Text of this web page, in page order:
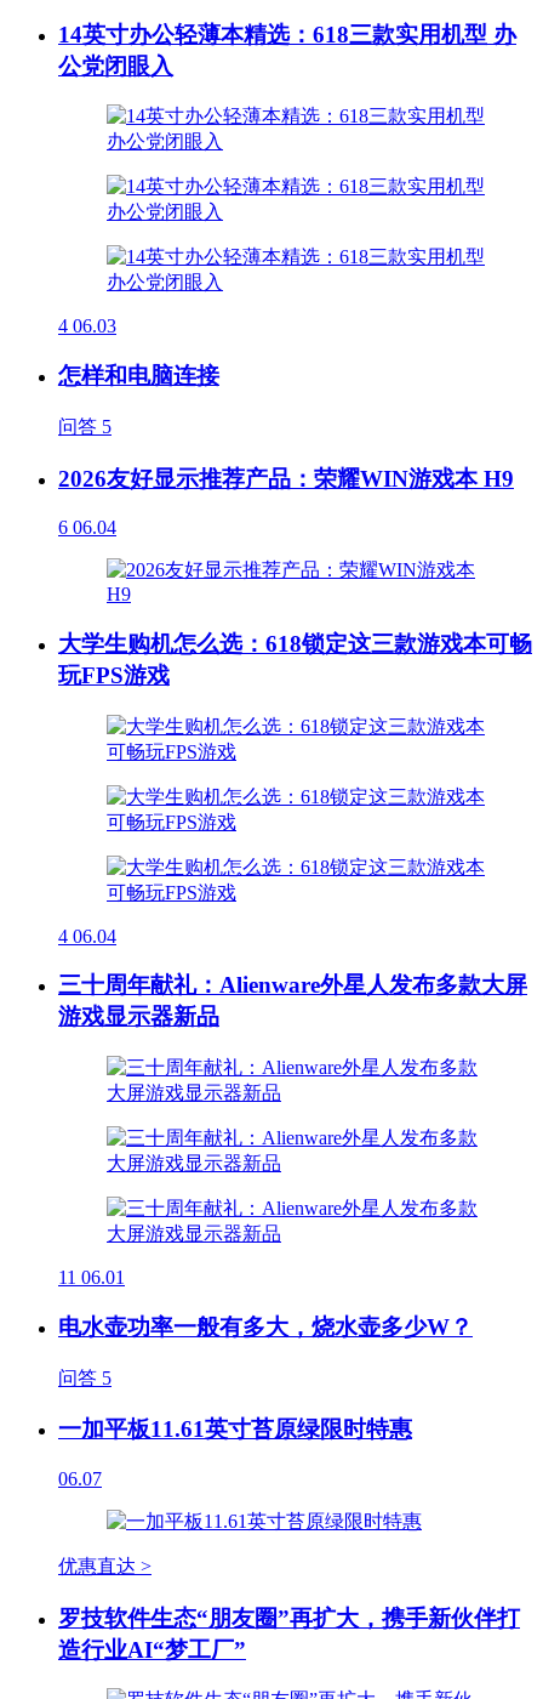
14英寸办公轻薄本精选：618三款实用机型 办
公党闭眼入
4 06.03
怎样和电脑连接
问答 5
2026友好显示推荐产品：荣耀WIN游戏本 H9
6 06.04
大学生购机怎么选：618锁定这三款游戏本可畅
玩FPS游戏
4 06.04
三十周年献礼：Alienware外星人发布多款大屏
游戏显示器新品
11 06.01
电水壶功率一般有多大，烧水壶多少W？
问答 5
一加平板11.61英寸苔原绿限时特惠
06.07
优惠直达 >
罗技软件生态“朋友圈”再扩大，携手新伙伴打
造行业AI“梦工厂”